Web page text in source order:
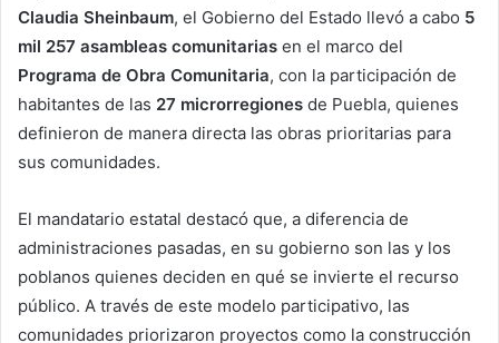
Claudia Sheinbaum, el Gobierno del Estado llevó a cabo 5
mil 257 asambleas comunitarias en el marco del
Programa de Obra Comunitaria, con la participación de
habitantes de las 27 microrregiones de Puebla, quienes
definieron de manera directa las obras prioritarias para
sus comunidades.
El mandatario estatal destacó que, a diferencia de
administraciones pasadas, en su gobierno son las y los
poblanos quienes deciden en qué se invierte el recurso
público. A través de este modelo participativo, las
comunidades priorizaron proyectos como la construcción